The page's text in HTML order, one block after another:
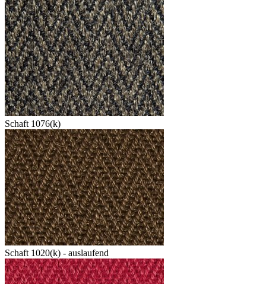
Schaft 1076(k)
Schaft 1020(k) - auslaufend